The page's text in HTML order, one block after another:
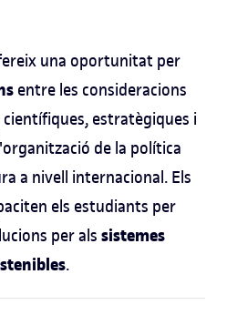
una oportunitat per
entre les consideracions
estratègiques i
de la política
a nivell internacional. Els
els estudiants per
per als sistemes
.